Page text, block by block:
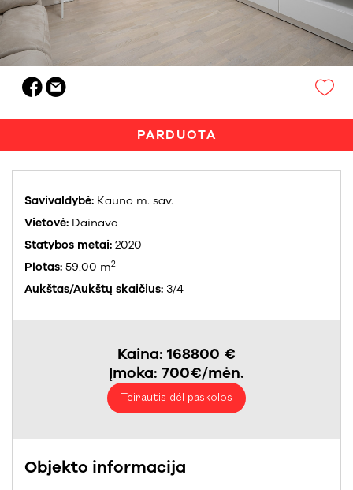
PARDUOTA
Savivaldybė: Kauno m. sav.
Vietovė: Dainava
Statybos metai: 2020
Plotas: 59.00 m2
Aukštas/Aukštų skaičius: 3/4
Kaina: 168800 €
Įmoka: 700€/mėn.
Teirautis dėl paskolos
Objekto informacija